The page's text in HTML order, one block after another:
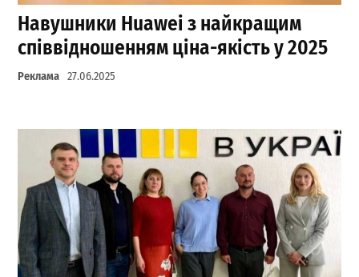
Навушники Huawei з найкращим
співвідношенням ціна-якість у 2025
Реклама 27.06.2025